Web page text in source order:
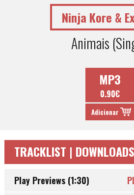
Ninja Kore &
Animais
MP3
0.90€
Adicionar
TRACKLIST | DOWNLOADS
Play Previews (1:30)